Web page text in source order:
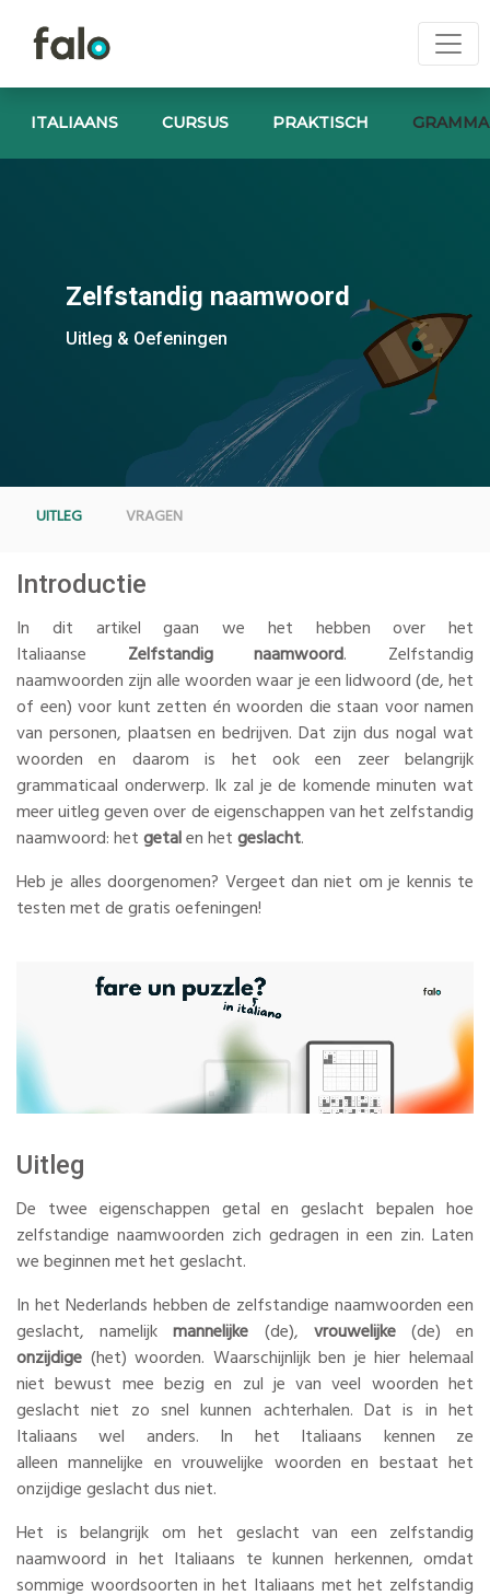
ITALIAANS CURSUS PRAKTISCH
Zelfstandig naamwoord
Uitleg & Oefeningen
UITLEG VRAGEN
Introductie
In dit artikel gaan we het hebben over het
Italiaanse Zelfstandig naamwoord. Zelfstandig
naamwoorden zijn alle woorden waar je een lidwoord (de, het
of een) voor kunt zetten én woorden die staan voor namen
van personen, plaatsen en bedrijven. Dat zijn dus nogal wat
woorden en daarom is het ook een zeer belangrijk
grammaticaal onderwerp. Ik zal je de komende minuten wat
meer uitleg geven over de eigenschappen van het zelfstandig
naamwoord: hetgetalen hetgeslacht.
Heb je alles doorgenomen? Vergeet dan niet om je kennis te
testen met de gratis oefeningen!
Uitleg
De twee eigenschappen getal en geslacht bepalen hoe
zelfstandige naamwoorden zich gedragen in een zin. Laten
we beginnen met het geslacht.
In het Nederlands hebben de zelfstandige naamwoorden een
geslacht, namelijkmannelijke (de), vrouwelijke (de) en
onzijdige (het) woorden. Waarschijnlijk ben je hier helemaal
niet bewust mee bezig en zul je van veel woorden het
geslacht niet zo snel kunnen achterhalen. Dat is in het
Italiaans wel anders. In het Italiaans kennen ze
alleen mannelijke en vrouwelijke woorden en bestaat het
onzijdige geslacht dus niet.
Het is belangrijk om het geslacht van een zelfstandig
naamwoord in het Italiaans te kunnen herkennen, omdat
sommige woordsoorten in het Italiaans met het zelfstandig